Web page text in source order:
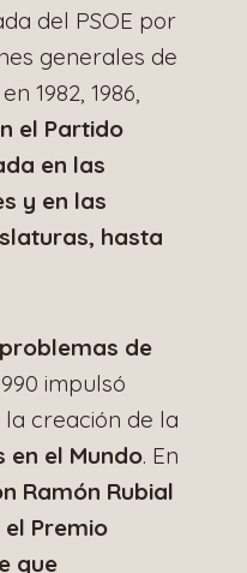
del PSOE por
generales de
1982, 1986,
el Partido
en las
y en las
hasta
de
impulsó
creación de la
en el Mundo. En
Ramón Rubial
Premio
que